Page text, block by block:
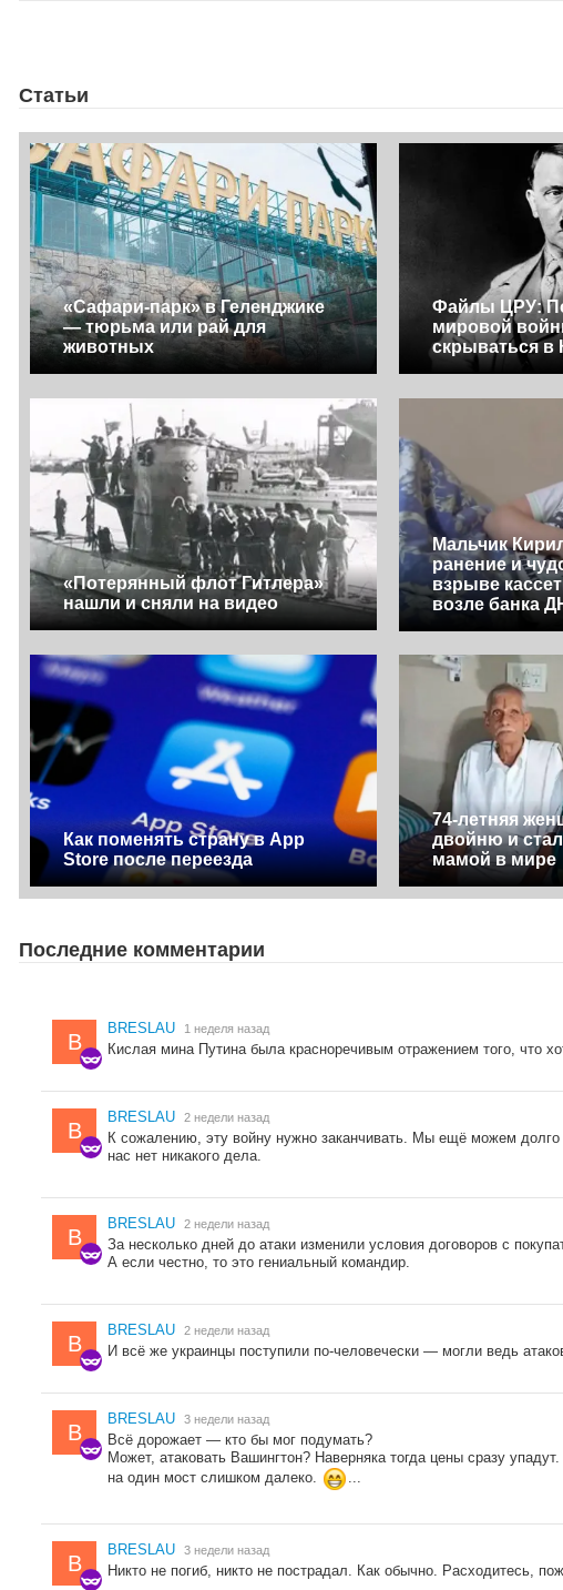
Статьи
«Сафари-парк» в Геленджике
— тюрьма или рай для
животных
Файлы ЦРУ:
мировой
скрываться в
«Потерянный флот Гитлера»
нашли и сняли на видео
Мальчик
ранение и
взрыве
возле банка
Как поменять страну в App
Store после переезда
74-летняя
двойню и
мамой в мире
Последние комментарии
B
BRESLAU 1 неделя назад
Кислая мина Путина была красноречивым отражением того, что
B
BRESLAU 2 недели назад
К сожалению, эту войну нужно заканчивать. Мы ещё можем
нас нет никакого дела.
B
BRESLAU 2 недели назад
За несколько дней до атаки изменили условия договоров с
А если честно, то это гениальный командир.
B
BRESLAU 2 недели назад
И всё же украинцы поступили по-человечески — могли ведь
B
BRESLAU 3 недели назад
Всё дорожает — кто бы мог подумать?
Может, атаковать Вашингтон? Наверняка тогда цены сразу
на один мост слишком далеко.
...
B
BRESLAU 3 недели назад
Никто не погиб, никто не пострадал. Как обычно. Расходитесь,